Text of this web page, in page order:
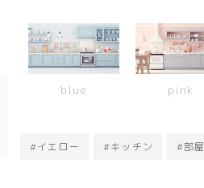
blue pink
#イエロー #キッチン #部屋